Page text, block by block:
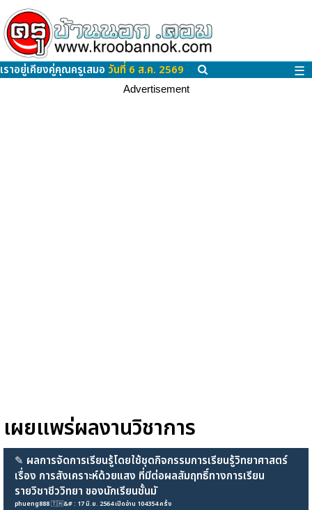
เราอยู่เคียงคู่คุณครูเสมอ วันที่ 6 ส.ค. 2569 ☰
Advertisement
เผยแพร่ผลงานวิชาการ
✎ ผลการจัดการเรียนรู้โดยใช้ชุดกิจกรรมการเรียนรู้วิทยาศาสตร์
เรื่อง การสังเคราะห์ด้วยแสง ที่มีต่อผลสัมฤทธิ์ทางการเรียน
รายวิชาชีววิทยา ของนักเรียนชั้นมั
phueng888 🇹🇭&# : 17 มิ.ย. 2564 เปิดอ่าน 104354 ครั้ง